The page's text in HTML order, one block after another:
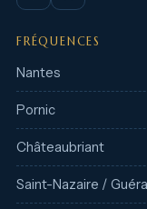
FRÉQUENCES
Nantes
Pornic
Châteaubriant
Saint-Nazaire /